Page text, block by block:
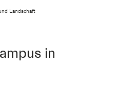
Landschaft
in